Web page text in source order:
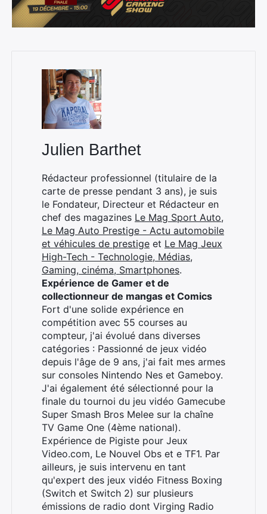
Julien Barthet
Rédacteur professionnel (titulaire de la
carte de presse pendant 3 ans), je suis
le Fondateur, Directeur et Rédacteur en
chef des magazines Le Mag Sport Auto,
Le Mag Auto Prestige - Actu automobile
et véhicules de prestige et Le Mag Jeux
High-Tech - Technologie, Médias,
Gaming, cinéma, Smartphones.
Expérience de Gamer et de
collectionneur de mangas et Comics
Fort d'une solide expérience en
compétition avec 55 courses au
compteur, j'ai évolué dans diverses
catégories : Passionné de jeux vidéo
depuis l'âge de 9 ans, j'ai fait mes armes
sur consoles Nintendo Nes et Gameboy.
J'ai également été sélectionné pour la
finale du tournoi du jeu vidéo Gamecube
Super Smash Bros Melee sur la chaîne
TV Game One (4ème national).
Expérience de Pigiste pour Jeux
Video.com, Le Nouvel Obs et e TF1. Par
ailleurs, je suis intervenu en tant
qu'expert des jeux vidéo Fitness Boxing
(Switch et Switch 2) sur plusieurs
émissions de radio dont Virging Radio